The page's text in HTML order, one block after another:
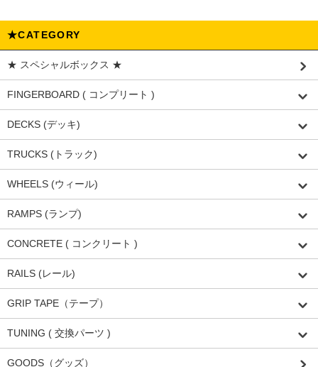
★CATEGORY
★ スペシャルボックス ★
FINGERBOARD ( コンプリート )
DECKS (デッキ)
TRUCKS (トラック)
WHEELS (ウィール)
RAMPS (ランプ)
CONCRETE ( コンクリート )
RAILS (レール)
GRIP TAPE（テープ）
TUNING ( 交換パーツ )
GOODS（グッズ）